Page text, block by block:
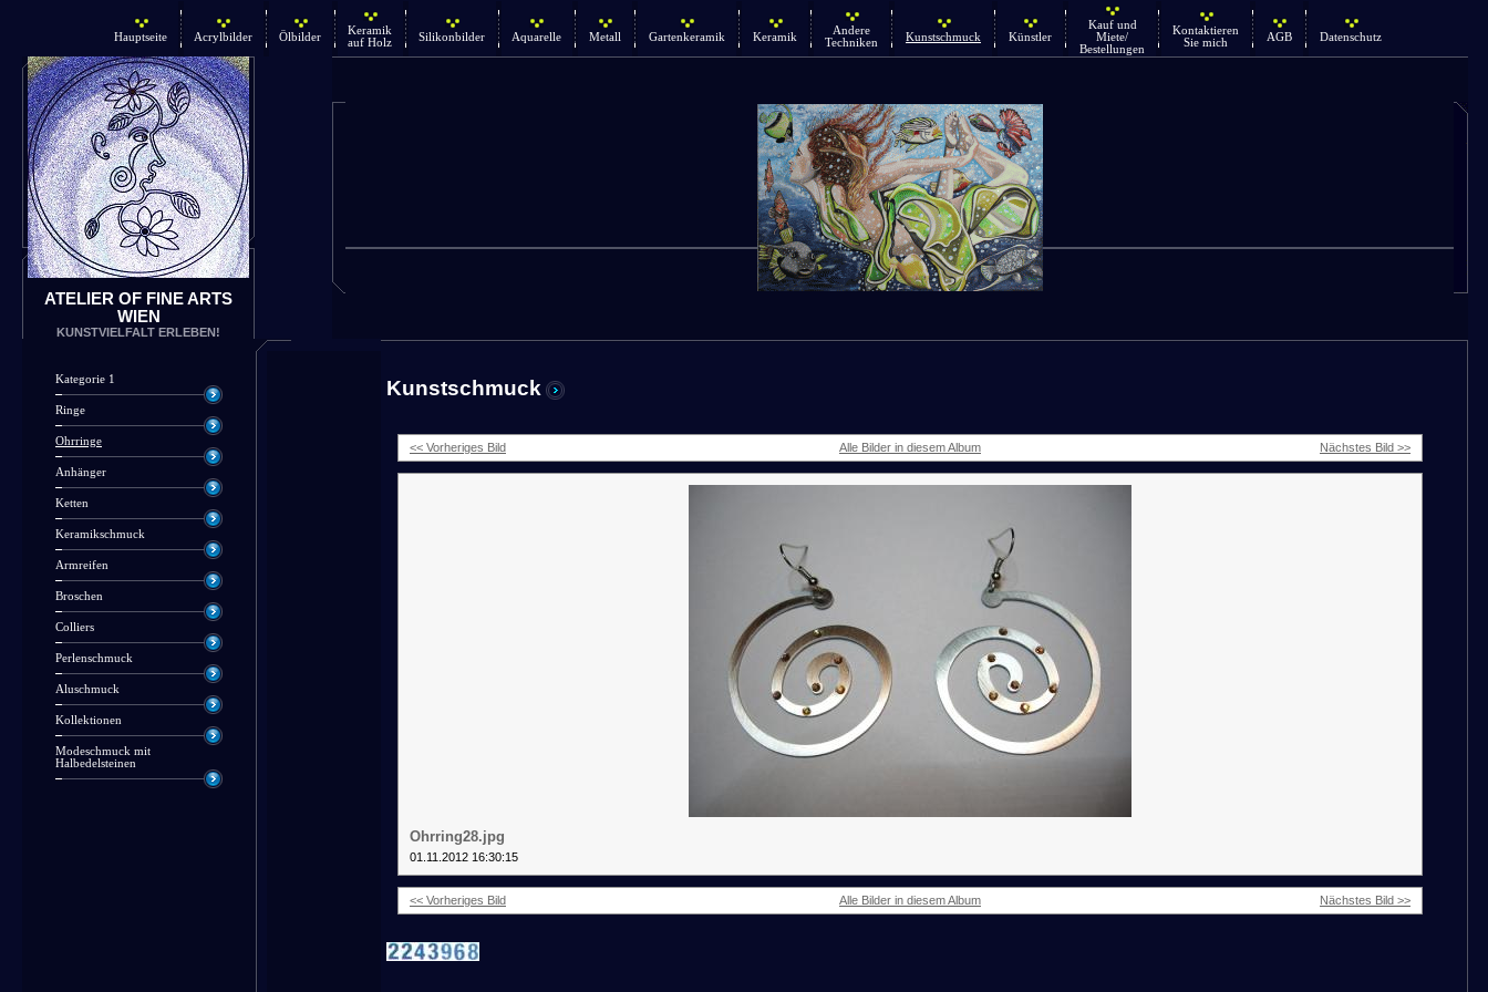
Hauptseite Acrylbilder Ölbilder
Keramik
auf Holz
Silikonbilder Aquarelle Metall Gartenkeramik Keramik
Andere
Techniken
Kunstschmuck Künstler
Kauf und
Miete/
Bestellungen
Kontaktieren
Sie mich
AGB Datenschutz
ATELIER OF FINE ARTS
WIEN
KUNSTVIELFALT ERLEBEN!
Kategorie 1
Ringe
Ohrringe
Anhänger
Ketten
Keramikschmuck
Armreifen
Broschen
Colliers
Perlenschmuck
Aluschmuck
Kollektionen
Modeschmuck mit
Halbedelsteinen
Kunstschmuck
<< Vorheriges Bild Alle Bilder in diesem Album Nächstes Bild >>
Ohrring28.jpg
01.11.2012 16:30:15
<< Vorheriges Bild Alle Bilder in diesem Album Nächstes Bild >>